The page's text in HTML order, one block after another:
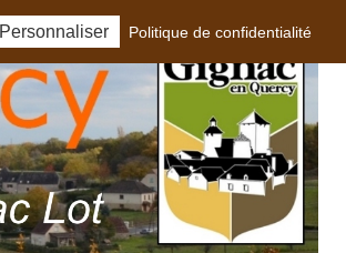
Personnaliser Politique de confidentialité